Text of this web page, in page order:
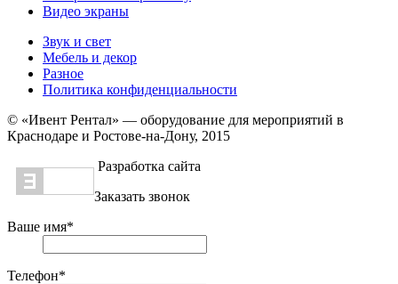
Видео экраны
Звук и свет
Мебель и декор
Разное
Политика конфиденциальности
© «Ивент Рентал» — оборудование для мероприятий в
Краснодаре и Ростове-на-Дону, 2015
Разработка сайта
Заказать звонок
Ваше имя*
Телефон*